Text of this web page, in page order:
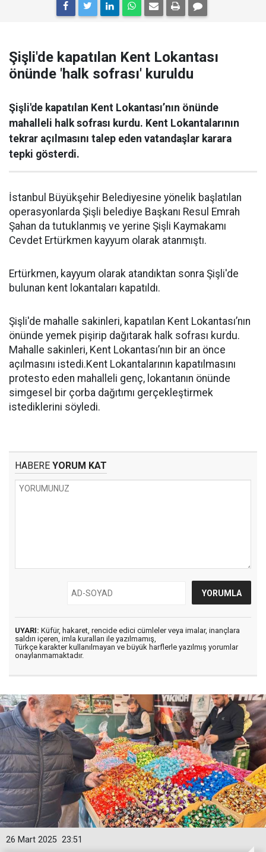
Şişli'de kapatılan Kent Lokantası
önünde 'halk sofrası' kuruldu
Şişli'de kapatılan Kent Lokantası’nın önünde
mahalleli halk sofrası kurdu. Kent Lokantalarının
tekrar açılmasını talep eden vatandaşlar karara
tepki gösterdi.
İstanbul Büyükşehir Belediyesine yönelik başlatılan
operasyonlarda Şişli belediye Başkanı Resul Emrah
Şahan da tutuklanmış ve yerine Şişli Kaymakamı
Cevdet Ertürkmen kayyum olarak atanmıştı.
Ertürkmen, kayyum olarak atandıktan sonra Şişli'de
bulunan kent lokantaları kapatıldı.
Şişli'de mahalle sakinleri, kapatılan Kent Lokantası’nın
önünde yemek pişirip dağıtarak halk sofrası kurdu.
Mahalle sakinleri, Kent Lokantası’nın bir an önce
açılmasını istedi.Kent Lokantalarının kapatılmasını
protesto eden mahalleli genç, lokantanın önünde
simgesel bir çorba dağıtımı gerçekleştirmek
istediklerini söyledi.
HABERE YORUM KAT
UYARI: Küfür, hakaret, rencide edici cümleler veya imalar, inançlara
saldırı içeren, imla kuralları ile yazılmamış,
Türkçe karakter kullanılmayan ve büyük harflerle yazılmış yorumlar
onaylanmamaktadır.
23:51
26 Mart 2025